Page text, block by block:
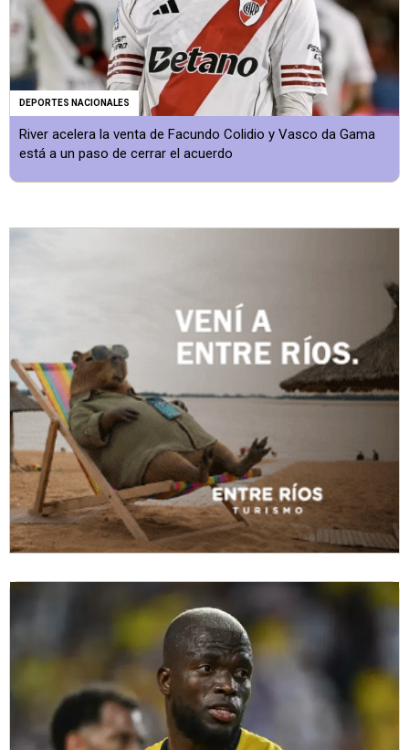
DEPORTES NACIONALES
River acelera la venta de Facundo Colidio y Vasco da Gama
está a un paso de cerrar el acuerdo